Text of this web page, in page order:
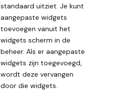
standaard uitziet. Je kunt
aangepaste widgets
toevoegen vanuit het
widgets scherm in de
beheer. Als er aangepaste
widgets zijn toegevoegd,
wordt deze vervangen
door die widgets.